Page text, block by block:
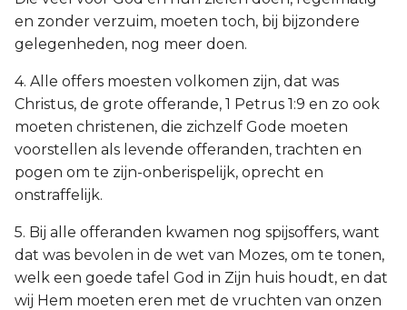
en zonder verzuim, moeten toch, bij bijzondere
gelegenheden, nog meer doen.
4. Alle offers moesten volkomen zijn, dat was
Christus, de grote offerande, 1 Petrus 1:9 en zo ook
moeten christenen, die zichzelf Gode moeten
voorstellen als levende offeranden, trachten en
pogen om te zijn-onberispelijk, oprecht en
onstraffelijk.
5. Bij alle offeranden kwamen nog spijsoffers, want
dat was bevolen in de wet van Mozes, om te tonen,
welk een goede tafel God in Zijn huis houdt, en dat
wij Hem moeten eren met de vruchten van onzen